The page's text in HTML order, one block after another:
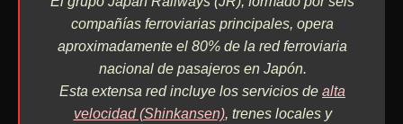
compañías ferroviarias principales, opera
aproximadamente el 80% de la red ferroviaria
nacional de pasajeros en Japón.
Esta extensa red incluye los servicios de alta
velocidad (Shinkansen), trenes locales y